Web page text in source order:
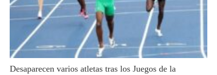
Desaparecen varios atletas tras los Juegos de la